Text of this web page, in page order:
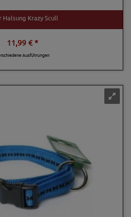
Halsung Krazy Scull
11,99 € *
Ausführungen